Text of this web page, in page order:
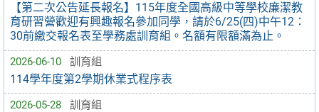
【第二次公告延長報名】115年度全國高級中等學校廉潔教
育研習營歡迎有興趣報名參加同學，請於6/25(四)中午12：
30前繳交報名表至學務處訓育組。名額有限額滿為止。
2026-06-10 訓育組
114學年度第2學期休業式程序表
2026-05-28 訓育組